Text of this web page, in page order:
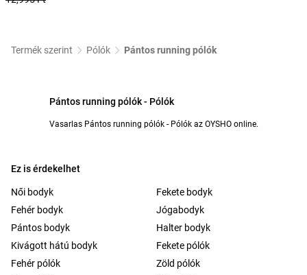
Termék szerint Pólók Pántos running pólók
Pántos running pólók - Pólók
Vasarlas Pántos running pólók - Pólók az OYSHO online.
Ez is érdekelhet
Női bodyk
Fekete bodyk
Fehér bodyk
Jógabodyk
Pántos bodyk
Halter bodyk
Kivágott hátú bodyk
Fekete pólók
Fehér pólók
Zöld pólók